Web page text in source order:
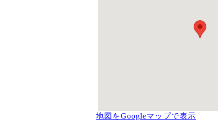
地図をGoogleマップで表示